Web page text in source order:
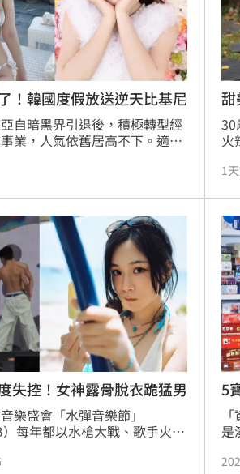
」！八卦山5水鹿暴衝狠撞機車
精！人妻發現竟是「他」所為 10:49
K曾沛慈挨轟 姚元浩首現身 10:49
翻天！ 中秋禮金增兩成 10:44
幫軍師討債 直播炒作店家報案
子登東沙島？莊瑞雄這麼說 10:44
公會買BNT詐慈濟 囤11億黃金曝
公比喻脫膠原油 石崇良怒開嗆
蘇志燮」認愛！小24歲女友曝光
黑有私生子！杰威爾點名提告 10:37
獎直播中 20:31
小時直播 15:27
新聞台線上直播
！韓國度假放送逆天比基尼
自暗黑界引退後，積極轉型經
業，人氣依舊居高不下。適逢
放送多張泳池比基尼辣照。照
新又甜美的夏日造型瞬間引發
甜
30
火
花
大
看
1
失控！女神露骨脫衣跪猛男
樂盛會「水彈音樂節」
）每年都以水槍大戰、歌手火辣
等女星憑藉性感舞台，權恩妃
5
事
是
已